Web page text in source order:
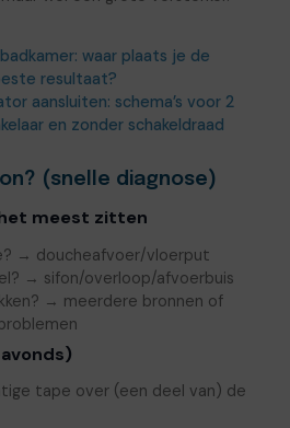
waar plaats je de
resultaat?
aansluiten: schema’s voor 2
en zonder schakeldraad
(snelle diagnose)
het meest zitten
→ doucheafvoer/vloerput
→ sifon/overloop/afvoerbuis
→ meerdere bronnen of
tape over (een deel van) de